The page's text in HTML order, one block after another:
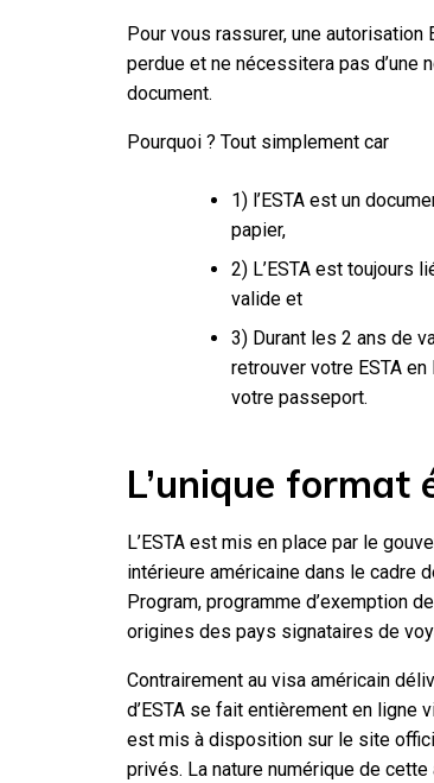
Pour vous rassurer, une
perdue et ne nécessitera pas d’une
document.
Pourquoi ? Tout simplement car
1) l’ESTA est un
papier,
2) L’ESTA est toujours
valide et
3) Durant les 2 ans de
retrouver votre ESTA
votre passeport.
L’unique format
L’ESTA est mis en place par le
intérieure américaine dans le cadre
Program, programme d’exemption
origines des pays signataires de
Contrairement au visa américain
d’ESTA se fait entièrement en ligne
est mis à disposition sur le site
privés. La nature numérique de